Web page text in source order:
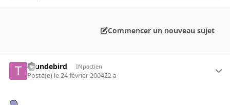
Commencer un nouveau sujet
thundebird INpactien
Posté(e) le 24 février 200422 a